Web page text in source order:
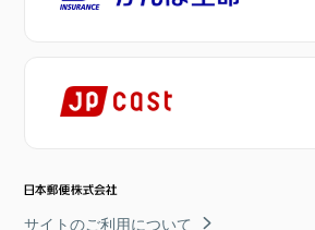
サイトのご利用について